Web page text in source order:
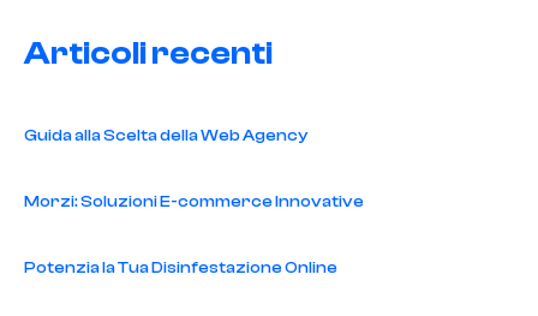
Articoli recenti
Guida alla Scelta della Web Agency
Morzi: Soluzioni E-commerce Innovative
Potenzia la Tua Disinfestazione Online